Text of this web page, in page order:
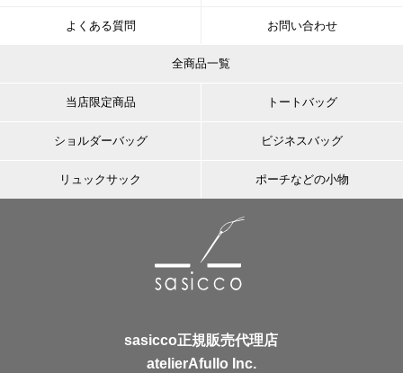
よくある質問 お問い合わせ
全商品一覧
当店限定商品 トートバッグ
ショルダーバッグ ビジネスバッグ
リュックサック ポーチなどの小物
sasicco正規販売代理店
atelierAfullo Inc.